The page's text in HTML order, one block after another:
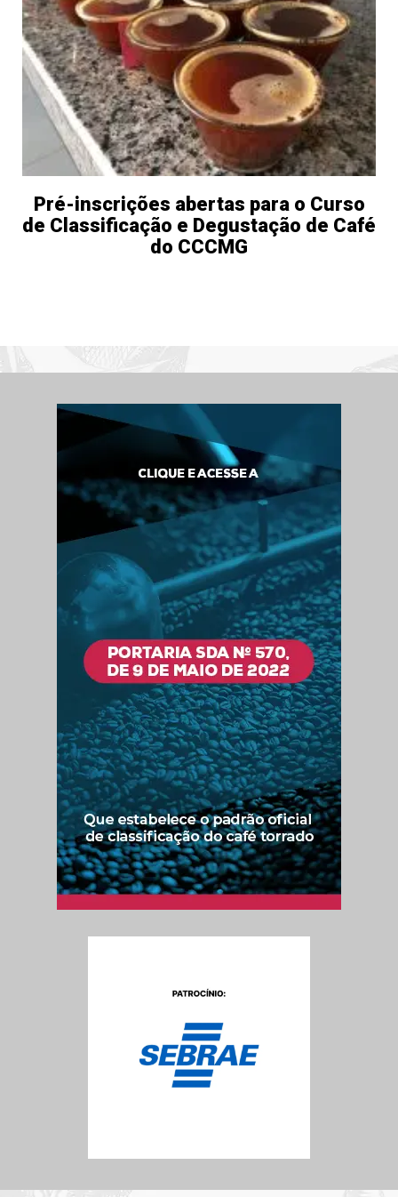
Pré-inscrições abertas para o Curso
de Classificação e Degustação de Café
do CCCMG